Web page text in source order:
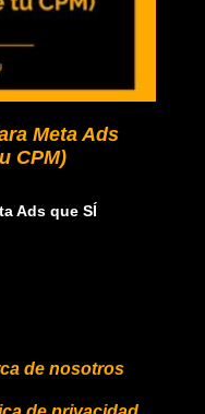
Meta Ads
CPM)
Ads que SÍ
de nosotros